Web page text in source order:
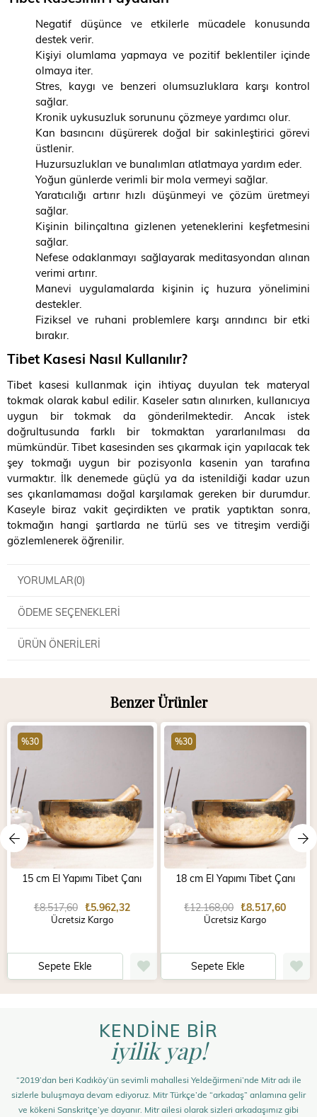
Negatif düşünce ve etkilerle mücadele konusunda
destek verir.
Kişiyi olumlama yapmaya ve pozitif beklentiler içinde
olmaya iter.
Stres, kaygı ve benzeri olumsuzluklara karşı kontrol
sağlar.
Kronik uykusuzluk sorununu çözmeye yardımcı olur.
Kan basıncını düşürerek doğal bir sakinleştirici görevi
üstlenir.
Huzursuzlukları ve bunalımları atlatmaya yardım eder.
Yoğun günlerde verimli bir mola vermeyi sağlar.
Yaratıcılığı artırır hızlı düşünmeyi ve çözüm üretmeyi
sağlar.
Kişinin bilinçaltına gizlenen yeteneklerini keşfetmesini
sağlar.
Nefese odaklanmayı sağlayarak meditasyondan alınan
verimi artırır.
Manevi uygulamalarda kişinin iç huzura yönelimini
destekler.
Fiziksel ve ruhani problemlere karşı arındırıcı bir etki
bırakır.
Tibet Kasesi Nasıl Kullanılır?
Tibet kasesi kullanmak için ihtiyaç duyulan tek materyal
tokmak olarak kabul edilir. Kaseler satın alınırken, kullanıcıya
uygun bir tokmak da gönderilmektedir. Ancak istek
doğrultusunda farklı bir tokmaktan yararlanılması da
mümkündür. Tibet kasesinden ses çıkarmak için yapılacak tek
şey tokmağı uygun bir pozisyonla kasenin yan tarafına
vurmaktır. İlk denemede güçlü ya da istenildiği kadar uzun
ses çıkarılamaması doğal karşılamak gereken bir durumdur.
Kaseyle biraz vakit geçirdikten ve pratik yaptıktan sonra,
tokmağın hangi şartlarda ne türlü ses ve titreşim verdiği
gözlemlenerek öğrenilir.
YORUMLAR(0)
ÖDEME SEÇENEKLERI
ÜRÜN ÖNERILERI
Benzer Ürünler
15 cm El Yapımı Tibet Çanı
₺5.962,32
₺8.517,60
Sepete Ekle
%30
Ücretsiz Kargo
18 cm El Yapımı Tibet Çanı
₺8.517,60
₺12.168,00
Sepete Ekle
%30
Ücretsiz Kargo
KENDİNE BİR
iyilik yap!
“2019’dan beri Kadıköy’ün sevimli mahallesi Yeldeğirmeni’nde Mitr adı ile
sizlerle buluşmaya devam ediyoruz. Mitr Türkçe’de “arkadaş” anlamına gelir
ve kökeni Sanskritçe’ye dayanır. Mitr ailesi olarak sizleri arkadaşımız gibi